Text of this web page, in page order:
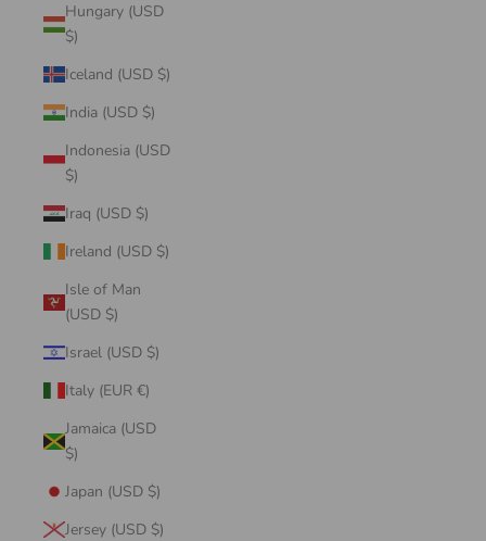
Hungary (USD
$)
Iceland (USD $)
India (USD $)
Indonesia (USD
$)
Iraq (USD $)
Ireland (USD $)
Isle of Man
(USD $)
Israel (USD $)
Italy (EUR €)
Jamaica (USD
$)
Japan (USD $)
Jersey (USD $)